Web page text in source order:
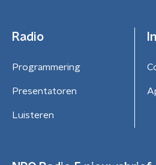
Radio
Programmering
Presentatoren
Luisteren